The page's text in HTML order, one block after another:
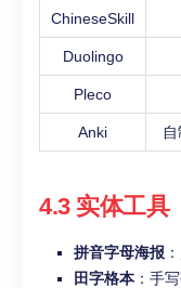
ChineseSkill
Duolingo
Pleco
Anki
4.3 实体工具
拼音字母海报
田字格本 ：手